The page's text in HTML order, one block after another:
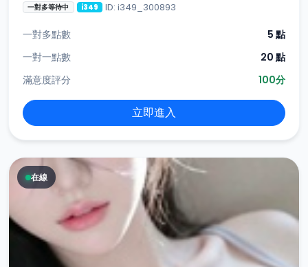
一對多等待中 i349 ID: i349_300893
一對多點數
5 點
一對一點數
20 點
滿意度評分
100分
立即進入
在線